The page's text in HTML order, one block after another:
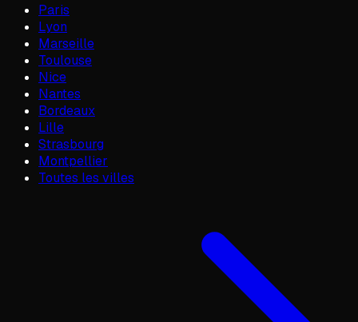
Paris
Lyon
Marseille
Toulouse
Nice
Nantes
Bordeaux
Lille
Strasbourg
Montpellier
Toutes les villes